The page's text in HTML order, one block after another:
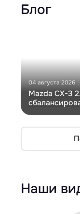
Блог
04 августа 2026
Mazda CX-3
Наши